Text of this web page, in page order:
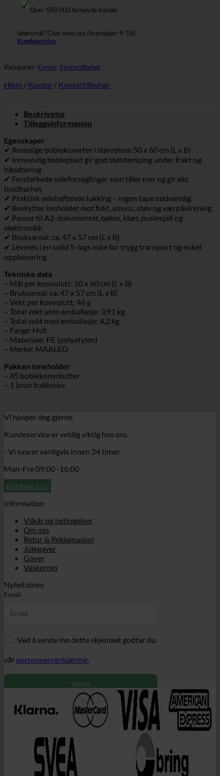
Over 500 000 fornøyde kunder
Spørsmål? Chat med oss (hverdager 9-16)
Kundeservice
Kategorier: Kontor, Kontortilbehør
Hjem / Kontor / Kontortilbehør
Beskrivelse
Tilleggsinformasjon
Egenskaper
✔ Romslige boblekuverter i størrelsen 50 x 60 cm (L x B)
✔ Innvendig bobleplast gir god støtdemping under frakt og
håndtering
✔ Forsterkede sideforseglinger som tåler mer og gir økt
holdbarhet
✔ Praktisk selvheftende lukking – ingen tape nødvendig
✔ Beskytter innholdet mot fukt, smuss, støv og værpåvirkning
✔ Passer til A2-dokumenter, bøker, klær, puslespill og
elektronikk
✔ Bruksareal: ca. 47 x 57 cm (L x B)
✔ Leveres i en solid 5-lags eske for trygg transport og enkel
oppbevaring
Tekniske data
– Mål per konvolutt: 50 x 60 cm (L x B)
– Bruksareal: ca. 47 x 57 cm (L x B)
– Vekt per konvolutt: 46 g
– Total vekt uten emballasje: 3,91 kg
– Total vekt med emballasje: 4,2 kg
– Farge: Hvit
– Materiale: PE (polyetylen)
– Merke: MAALEO
Pakken inneholder
– 85 boblekonvolutter
– 1 brun frakteske
Vi hjelper deg gjerne
Kundeservice er veldig viktig hos oss.
- Vi svarer vanligvis innen 24 timer.
Man-Fre 09:00 -16:00
Kontakt oss!
Information
Vilkår og betingelser
Om oss
Retur & Reklamasjon
Julegaver
Gaver
Vaskerom
Nyhetsbrev
Email
Ved å sende inn dette skjemaet godtar du
vår personvernerklæring.
Sende